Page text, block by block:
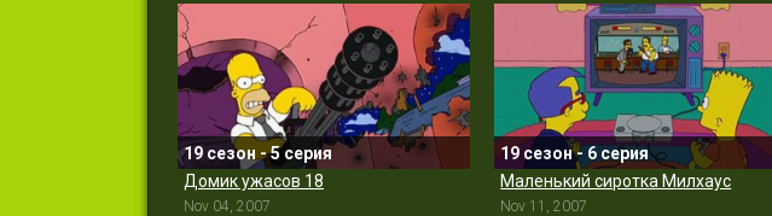
19 сезон - 5 серия
Домик ужасов 18
Nov 04, 2007
19 сезон - 6 серия
Маленький сиротка Милхаус
Nov 11, 2007